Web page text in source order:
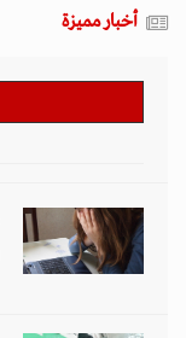
أخبار مميزة